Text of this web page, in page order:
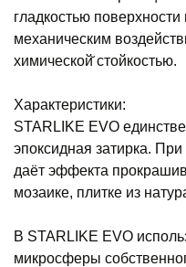
гладкостью
механическим
химической̆ стойкостью.
Характеристики:
STARLIKE EVO
эпоксидная затирка.
даёт эффекта
мозаике, плитке из
В STARLIKE EVO
микросферы